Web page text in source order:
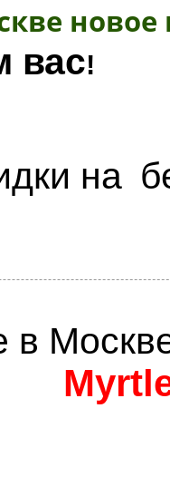
вас!
на
в